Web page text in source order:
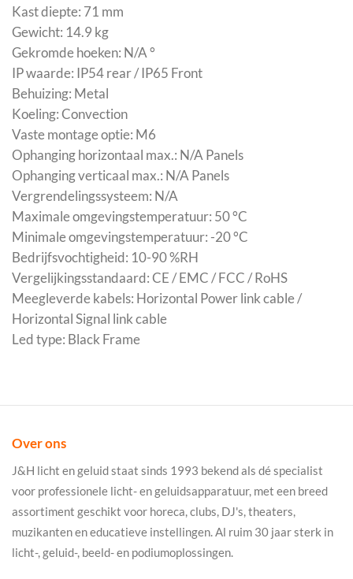
Kast diepte: 71 mm
Gewicht: 14.9 kg
Gekromde hoeken: N/A °
IP waarde: IP54 rear / IP65 Front
Behuizing: Metal
Koeling: Convection
Vaste montage optie: M6
Ophanging horizontaal max.: N/A Panels
Ophanging verticaal max.: N/A Panels
Vergrendelingssysteem: N/A
Maximale omgevingstemperatuur: 50 °C
Minimale omgevingstemperatuur: -20 °C
Bedrijfsvochtigheid: 10-90 %RH
Vergelijkingsstandaard: CE / EMC / FCC / RoHS
Meegleverde kabels: Horizontal Power link cable /
Horizontal Signal link cable
Led type: Black Frame
Over ons
J&H licht en geluid staat sinds 1993 bekend als dé specialist
voor professionele licht- en geluidsapparatuur, met een breed
assortiment geschikt voor horeca, clubs, DJ's, theaters,
muzikanten en educatieve instellingen. Al ruim 30 jaar sterk in
licht-, geluid-, beeld- en podiumoplossingen.